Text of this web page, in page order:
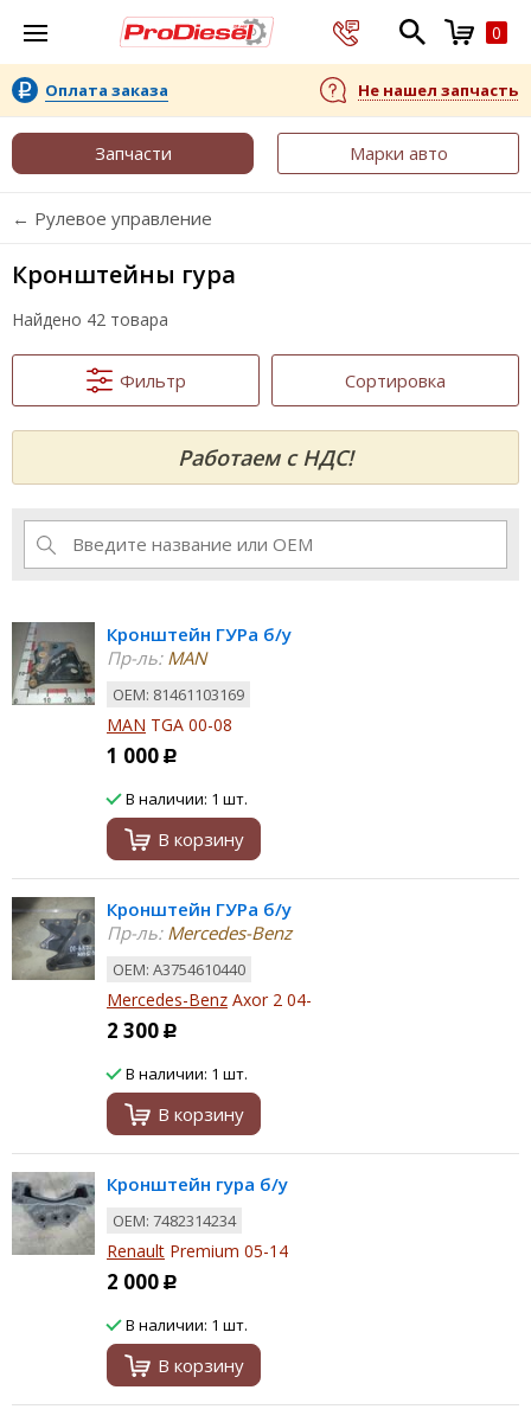
0
Оплата заказа Не нашел запчасть
Запчасти Марки авто
← Рулевое управление
Кронштейны гура
Найдено 42 товара
Фильтр Сортировка
Работаем с НДС!
Кронштейн ГУРа б/у
Пр-ль:MAN
ОЕМ: 81461103169
MAN TGA 00-08
1 000 Р
В наличии: 1 шт.
В корзину
Кронштейн ГУРа б/у
Пр-ль:Mercedes-Benz
ОЕМ: A3754610440
Mercedes-Benz Axor 2 04-
2 300 Р
В наличии: 1 шт.
В корзину
Кронштейн гура б/у
ОЕМ: 7482314234
Renault Premium 05-14
2 000 Р
В наличии: 1 шт.
В корзину